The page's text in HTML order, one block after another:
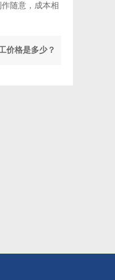
随意，成本相
价格是多少？